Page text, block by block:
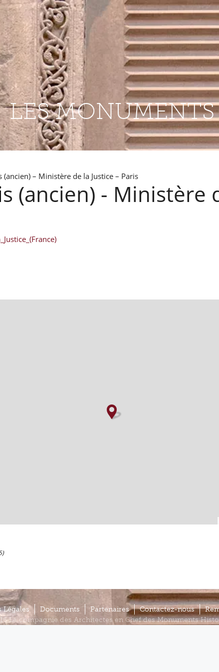
LES MONUMENTS
– Ministère de la Justice – Paris
(ancien) - Ministère
Légales Documents Partenaires Contactez-nous
La compagnie des Architectes en Chef des Monuments